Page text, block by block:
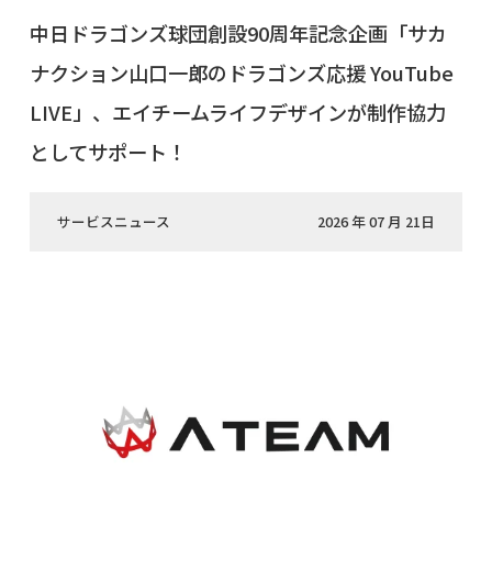
中日ドラゴンズ球団創設90周年記念企画「サカ
ナクション山口一郎のドラゴンズ応援 YouTube
LIVE」、エイチームライフデザインが制作協力
としてサポート！
サービスニュース 2026 年 07 月 21日